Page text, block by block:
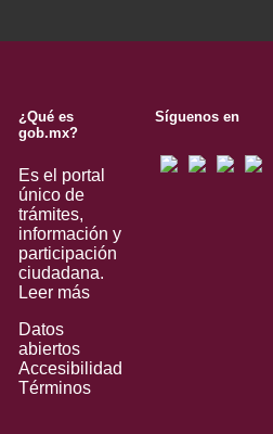
¿Qué es
gob.mx?
Es el portal
único de
trámites,
información y
participación
ciudadana.
Leer más
Datos
abiertos
Accesibilidad
Términos
Síguenos en